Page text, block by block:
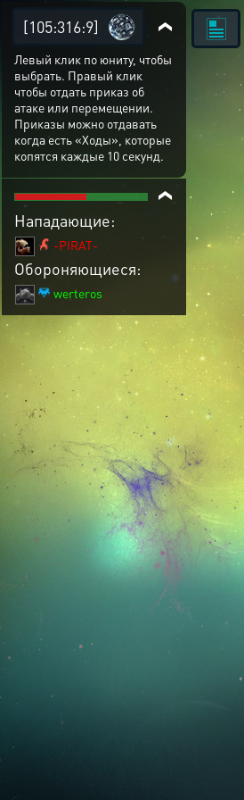
[105:316:9]
Левый клик по юниту, чтобы
выбрать. Правый клик
чтобы отдать приказ об
атаке или перемещении.
Приказы можно отдавать
когда есть «Ходы», которые
копятся каждые 10 секунд.
Нападающие:
-PIRAT-
Обороняющиеся:
werteros